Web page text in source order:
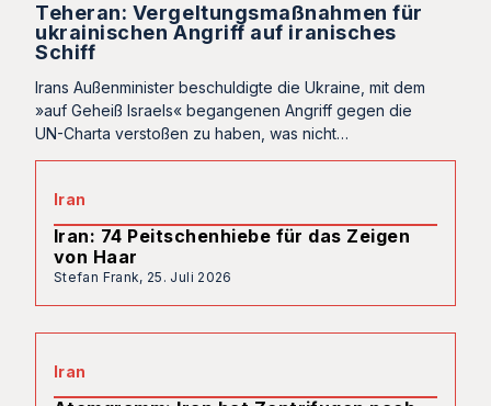
Teheran: Vergeltungsmaßnahmen für
ukrainischen Angriff auf iranisches
Schiff
Irans Außenminister beschuldigte die Ukraine, mit dem
»auf Geheiß Israels« begangenen Angriff gegen die
UN-Charta verstoßen zu haben, was nicht…
Iran
Iran: 74 Peitschenhiebe für das Zeigen
von Haar
Stefan Frank, 25. Juli 2026
Iran